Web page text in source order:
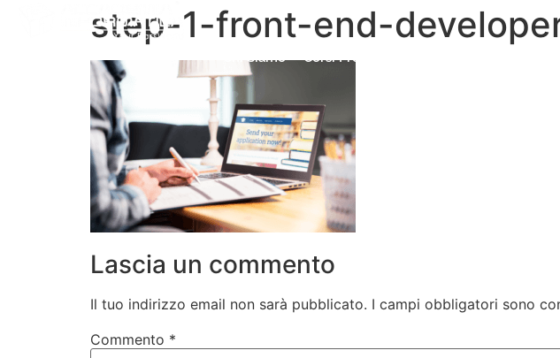
Chi Siamo Corsi Professionali
step-1-front-end-
Lascia un commento
Il tuo indirizzo email non sarà pubblicato. I campi obbligatori sono
Commento *